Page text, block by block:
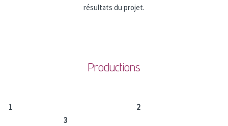
résultats du projet.
Productions
1
2
3